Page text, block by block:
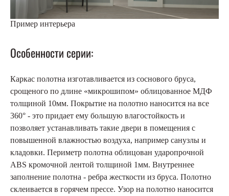
Пример интерьера
Особенности серии:
Каркас полотна изготавливается из соснового бруса,
срощеного по длине «микрошипом» облицованное МДФ
толщиной 10мм. Покрытие на полотно наносится на все
360° - это придает ему большую влагостойкость и
позволяет устанавливать такие двери в помещения с
повышенной влажностью воздуха, например санузлы и
кладовки. Периметр полотна облицован ударопрочной
ABS кромочной лентой толщиной 1мм. Внутреннее
заполнение полотна - ребра жесткости из бруса. Полотно
склеивается в горячем прессе. Узор на полотно наносится